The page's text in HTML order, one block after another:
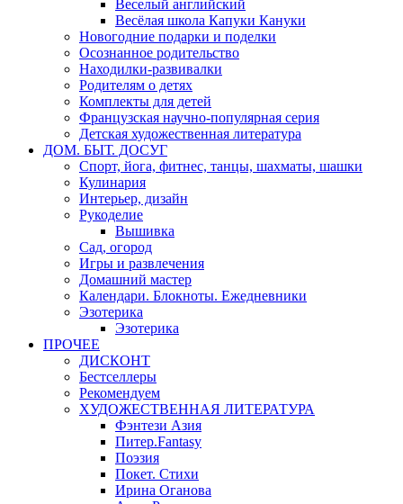
Веселый английский
Весёлая школа Капуки Кануки
Новогодние подарки и поделки
Осознанное родительство
Находилки-развивалки
Родителям о детях
Комплекты для детей
Французская научно-популярная серия
Детская художественная литература
ДОМ. БЫТ. ДОСУГ
Спорт, йога, фитнес, танцы, шахматы, шашки
Кулинария
Интерьер, дизайн
Рукоделие
Вышивка
Сад, огород
Игры и развлечения
Домашний мастер
Календари. Блокноты. Ежедневники
Эзотерика
Эзотерика
ПРОЧЕЕ
ДИСКОНТ
Бестселлеры
Рекомендуем
ХУДОЖЕСТВЕННАЯ ЛИТЕРАТУРА
Фэнтези Азия
Питер.Fantasy
Поэзия
Покет. Стихи
Ирина Оганова